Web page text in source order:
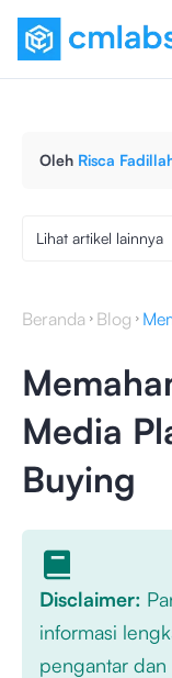
Oleh Risca
Lihat artikel lainnya
Beranda Blog
Media
Buying
Disclaimer:
informasi
pengantar